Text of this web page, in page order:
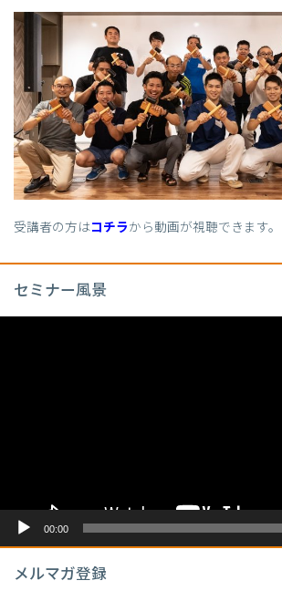
受講者の方はコチラから動画が視聴できます。
セミナー風景
00:00
メルマガ登録